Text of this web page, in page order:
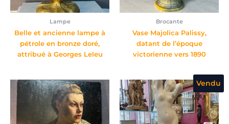
Lampe
Belle et ancienne lampe à
pétrole en bronze doré,
attribué à Georges Leleu
Brocante
Vase Majolica Palissy,
datant de l’époque
victorienne vers 1890
Vendu